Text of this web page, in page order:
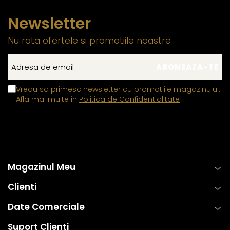
Newsletter
Nu rata ofertele si promotiile noastre
Vreau sa primesc newsletter cu promotiile magazinului.
Afla mai multe in Politica de Confidentialitate
Magazinul Meu
Clienti
Date Comerciale
Suport Clienti